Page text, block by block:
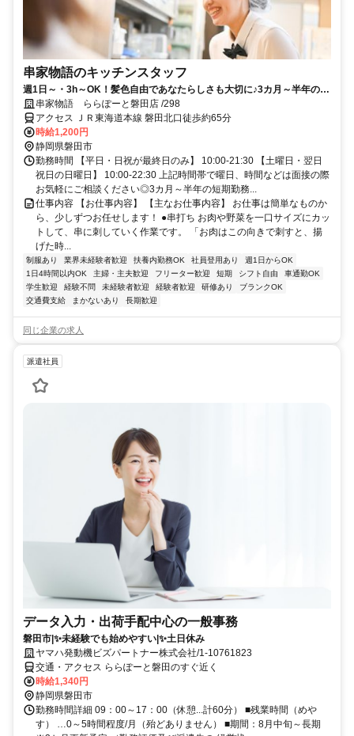
串家物語のキッチンスタッフ
週1日～・3h～OK！髪色自由であなたらしさも大切に♪3カ月～半年の短
期勤務もOK
串家物語 ららぽーと磐田店 /298
アクセス ＪＲ東海道本線 磐田北口徒歩約65分
時給1,200円
静岡県磐田市
勤務時間 【平日・日祝が最終日のみ】 10:00-21:30 【土曜日・翌日
祝日の日曜日】 10:00-22:30 上記時間帯で曜日、時間などは面接の際
お気軽にご相談ください◎3カ月～半年の短期勤務...
仕事内容 【お仕事内容】 【主なお仕事内容】 お仕事は簡単なものか
ら、少しずつお任せします！ ●串打ち お肉や野菜を一口サイズにカッ
トして、串に刺していく作業です。 「お肉はこの向きで刺すと、揚
げた時...
制服あり 業界未経験者歓迎 扶養内勤務OK 社員登用あり
週1日からOK
1日4時間以内OK
主婦・主夫歓迎 フリーター歓迎 短期 シフト自由
車通勤OK
学生歓迎
経験不問 未経験者歓迎 経験者歓迎 研修あり
ブランクOK
交通費支給
まかないあり 長期歓迎
同じ企業の求人
派遣社員
データ入力・出荷手配中心の一般事務
磐田市|✨未経験でも始めやすい|✨土日休み
ヤマハ発動機ビズパートナー株式会社/1-10761823
交通・アクセス ららぽーと磐田のすぐ近く
時給1,340円
静岡県磐田市
勤務時間詳細 09：00～17：00（休憩...計60分） ■残業時間（めや
す） …0～5時間程度/月（殆どありません） ■期間：8月中旬～長期